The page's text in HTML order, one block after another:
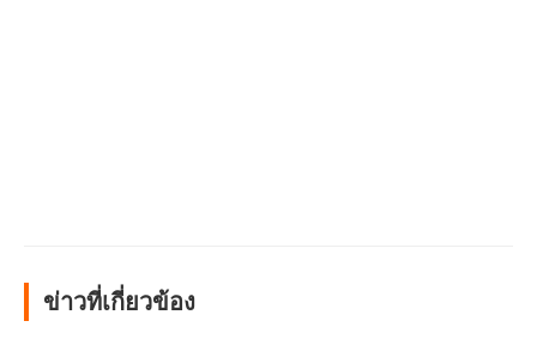
ข่าวที่เกี่ยวข้อง